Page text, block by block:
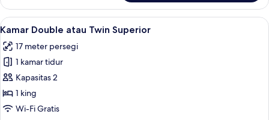
Kamar
Tradisional
Lihat
semua
foto
untuk
Kamar
Double
atau
Kamar Double atau Twin Superior |
6
Kamar Double atau Twin Superior
17 meter persegi
1 kamar tidur
Kapasitas 2
1 king
Wi-Fi Gratis